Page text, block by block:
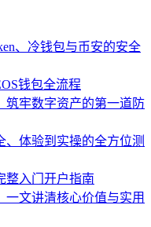
、冷钱包与币安的安全
钱包全流程
筑牢数字资产的第一道防
、体验到实操的全方位测
整入门开户指南
一文讲清核心价值与实用